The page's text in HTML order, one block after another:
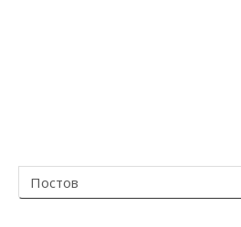
Постов